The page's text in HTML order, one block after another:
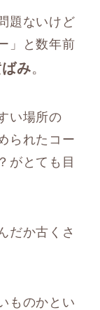
題ないけど
」と数年前
み。
い場所の
られたコー
がとても目
だか古くさ
ものかとい